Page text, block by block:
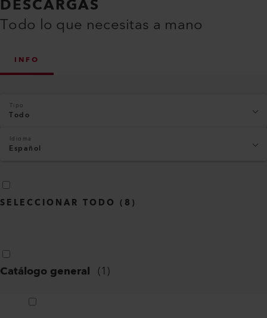
DESCARGAS
Todo lo que necesitas a mano
INFO
Tipo
Todo
Idioma
Español
SELECCIONAR TODO ( 8 )
Catálogo general (1)